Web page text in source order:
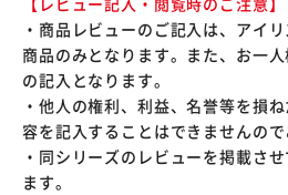
・商品レビューのご記入は、アイ
商品のみとなります。また、お一
の記入となります。
・他人の権利、利益、名誉等を損
容を記入することはできませんので
・同シリーズのレビューを掲載さ
ます。